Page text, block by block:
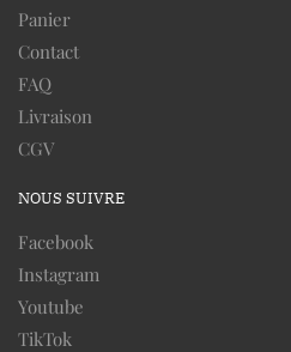
Panier
Contact
FAQ
Livraison
CGV
NOUS SUIVRE
Facebook
Instagram
Youtube
TikTok